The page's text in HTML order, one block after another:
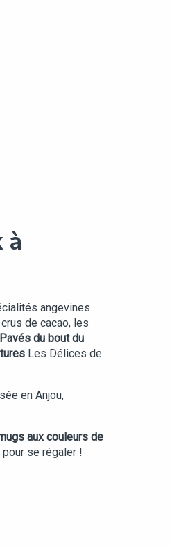
À
angevines
de cacao, les
Pavés du bout du
Les Délices de
en Anjou,
aux couleurs de
se régaler !